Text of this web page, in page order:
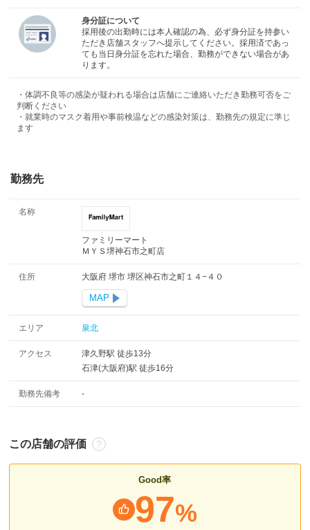
身分証について
採用後の出勤時には本人確認の為、必ず身分証を持参い
ただき店舗スタッフへ提示してください。採用済であっ
ても当日身分証を忘れた場合、勤務ができない場合があ
ります。
・体調不良等の感染が疑われる場合は店舗にご連絡いただき勤務可否をご
判断ください
・就業時のマスク着用や事前検温などの感染対策は、勤務先の規定に準じ
ます
勤務先
名称
ファミリーマート
ＭＹＳ堺神石市之町店
住所 大阪府 堺市 堺区神石市之町１４−４０
MAP
エリア 泉北
アクセス
津久野駅 徒歩13分
石津(大阪府)駅 徒歩16分
勤務先備考 -
この店舗の評価
Good率
97%